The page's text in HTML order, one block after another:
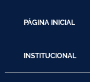
PÁGINA INICIAL
INSTITUCIONAL